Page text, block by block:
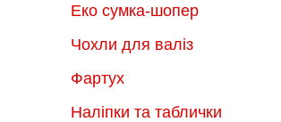
Еко сумка-шопер
Чохли для валіз
Фартух
Наліпки та таблички